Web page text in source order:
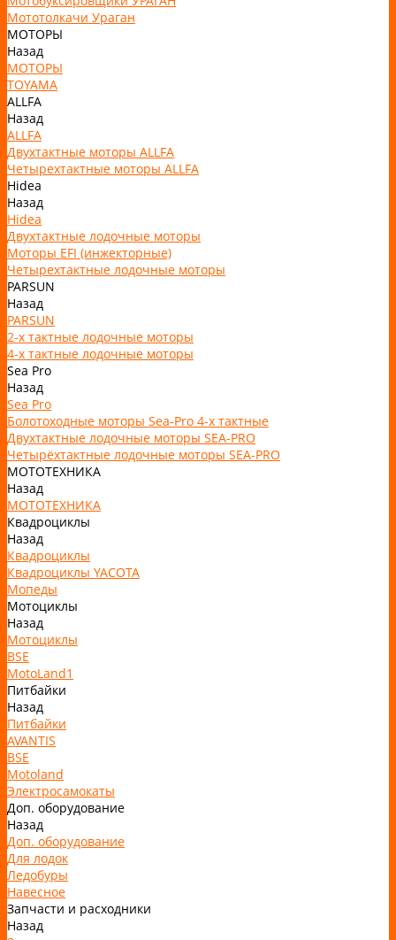
Мототолкачи Ураган
МОТОРЫ
Назад
МОТОРЫ
TOYAMA
ALLFA
Назад
ALLFA
Двухтактные моторы ALLFA
Четырехтактные моторы ALLFA
Hidea
Назад
Hidea
Двухтактные лодочные моторы
Моторы EFI (инжекторные)
Четырехтактные лодочные моторы
PARSUN
Назад
PARSUN
2-х тактные лодочные моторы
4-х тактные лодочные моторы
Sea Pro
Назад
Sea Pro
Болотоходные моторы Sea-Pro 4-х тактные
Двухтактные лодочные моторы SEA-PRO
Четырёхтактные лодочные моторы SEA-PRO
МОТОТЕХНИКА
Назад
МОТОТЕХНИКА
Квадроциклы
Назад
Квадроциклы
Квадроциклы YACOTA
Мопеды
Мотоциклы
Назад
Мотоциклы
BSE
MotoLand1
Питбайки
Назад
Питбайки
AVANTIS
BSE
Motoland
Электросамокаты
Доп. оборудование
Назад
Доп. оборудование
Для лодок
Ледобуры
Навесное
Запчасти и расходники
Назад